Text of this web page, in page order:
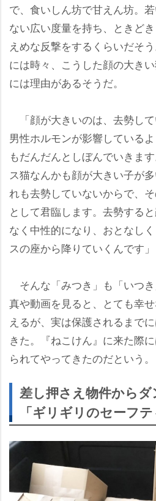
で、食いしん坊で甘えん坊。
ない広い度量を持ち、ときど
えめな反撃をするくらいだそ
には時々、こうした顔の大き
には理由があるそうだ。
「顔が大きいのは、去勢して
男性ホルモンが影響している
もだんだんとしぼんでいきま
ス猫なんかも顔が大きい子が
れも去勢していないからで、
として君臨します。去勢する
なく中性的になり、おとなし
スの座から降りていくんです」
そんな「みつき」も「いつ
真や動画を見ると、とても幸
えるが、実は保護されるまで
きた。『ねこけん』に来た際
られてやってきたのだという。
差し押さえ物件からダ
「ギリギリのセーフ